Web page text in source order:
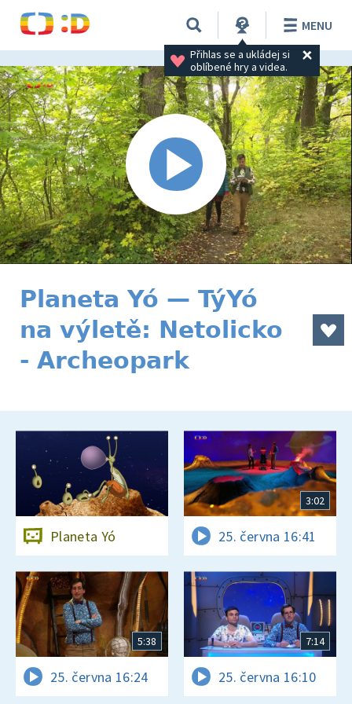
Přihlas se a ukládej si
oblíbené hry a videa.
MENU
Planeta Yó — TýYó
na výletě: Netolicko
- Archeopark
Planeta Yó
3:02
25. června 16:41
5:38
25. června 16:24
7:14
25. června 16:10